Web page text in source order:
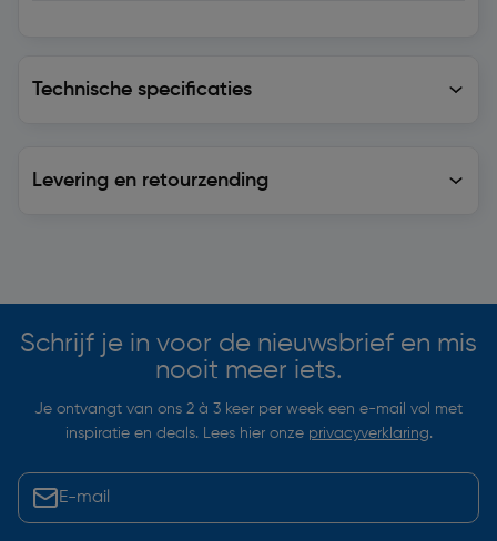
Technische specificaties
Levering en retourzending
Schrijf je in voor de nieuwsbrief en mis
nooit meer iets.
Je ontvangt van ons 2 à 3 keer per week een e-mail vol met
inspiratie en deals. Lees hier onze privacyverklaring.